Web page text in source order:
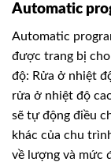
Automatic
Automatic
được trang bị
độ: Rửa ở nhiệt
rửa ở nhiệt độ
sẽ tự động điều
khác của chu
về lượng và mức